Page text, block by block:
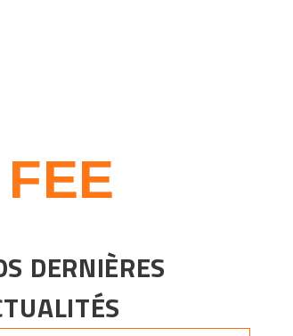
DERNIÈRES